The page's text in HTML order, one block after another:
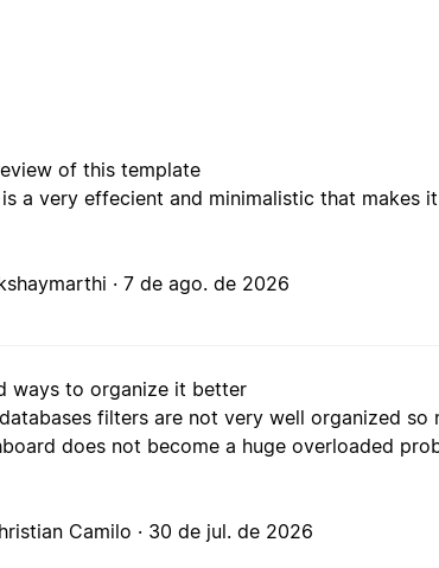
of this template
a very effecient and minimalistic that makes
·7 de ago. de 2026
ways to organize it better
filters are not very well organized
does not become a huge overloaded
Camilo · 30 de jul. de 2026